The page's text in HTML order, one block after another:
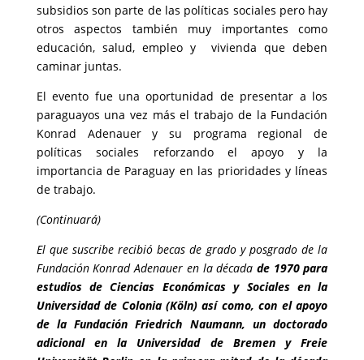
subsidios son parte de las políticas sociales pero hay
otros aspectos también muy importantes como
educación, salud, empleo y vivienda que deben
caminar juntas.
El evento fue una oportunidad de presentar a los
paraguayos una vez más el trabajo de la Fundación
Konrad Adenauer y su programa regional de
políticas sociales reforzando el apoyo y la
importancia de Paraguay en las prioridades y líneas
de trabajo.
(Continuará)
El que suscribe recibió becas de grado y posgrado de la
Fundación Konrad Adenauer en la década de 1970 para
estudios deCiencias Económicas y Sociales en la
Universidad de Colonia (Köln) así como, con el apoyo
de la Fundación Friedrich Naumann, un doctorado
adicional en la Universidad de Bremen y Freie